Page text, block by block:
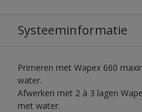
Systeeminformatie
Primeren met Wapex 660
water.
Afwerken met 2 à 3 lagen
met water.